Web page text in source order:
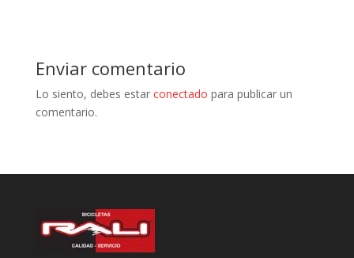
Enviar comentario
Lo siento, debes estar conectado para publicar un
comentario.